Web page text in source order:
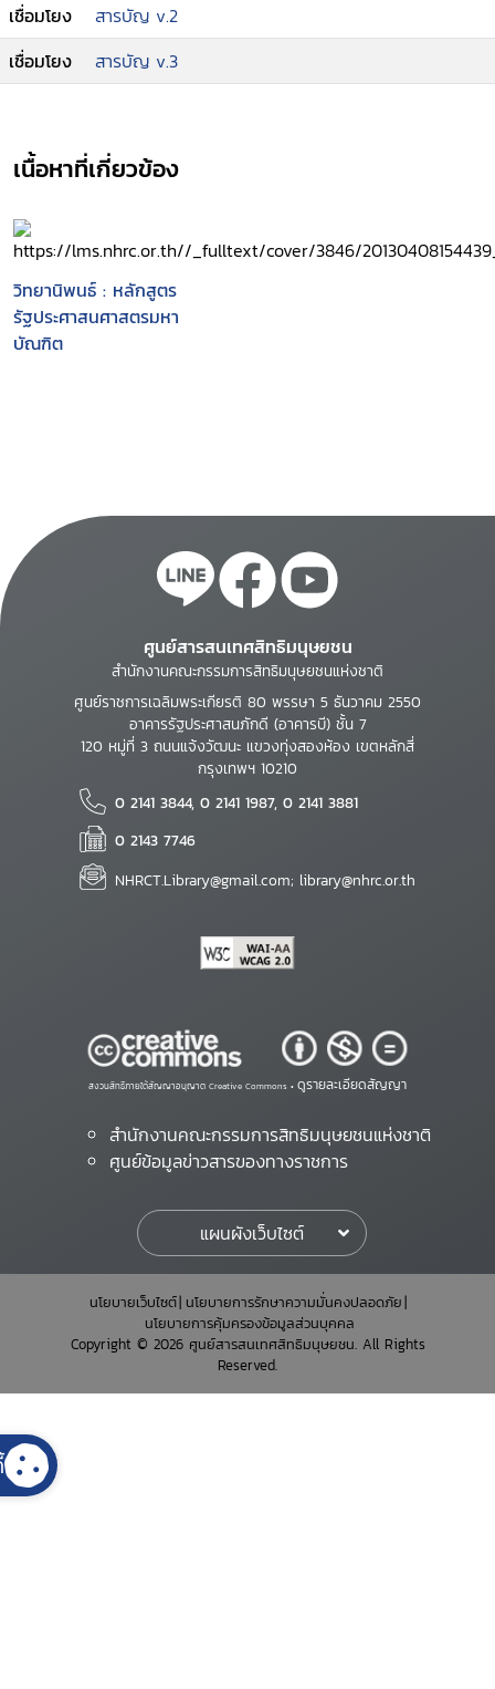
เชื่อมโยง
สารบัญ v.2
เชื่อมโยง
สารบัญ v.3
เนื้อหาที่เกี่ยวข้อง
วิทยานิพนธ์ : หลักสูตร
รัฐประศาสนศาสตรมหา
บัณฑิต
ศูนย์สารสนเทศสิทธิมนุษยชน
สำนักงานคณะกรรมการสิทธิมนุษยชนแห่งชาติ
ศูนย์ราชการเฉลิมพระเกียรติ 80 พรรษา 5 ธันวาคม 2550
อาคารรัฐประศาสนภักดี (อาคารบี) ชั้น 7
120 หมู่ที่ 3 ถนนแจ้งวัฒนะ แขวงทุ่งสองห้อง เขตหลักสี่
กรุงเทพฯ 10210
0 2141 3844, 0 2141 1987, 0 2141 3881
0 2143 7746
NHRCT.Library@gmail.com; library@nhrc.or.th
สงวนสิทธิ์ภายใต้สัญญาอนุญาต Creative Commons • ดูรายละเอียดสัญญา
สำนักงานคณะกรรมการสิทธิมนุษยชนแห่งชาติ
ศูนย์ข้อมูลข่าวสารของทางราชการ
แผนผังเว็บไซต์
นโยบายเว็บไซต์ นโยบายการรักษาความมั่นคงปลอดภัย
นโยบายการคุ้มครองข้อมูลส่วนบุคคล
Copyright © 2026 ศูนย์สารสนเทศสิทธิมนุษยชน. All Rights
Reserved.